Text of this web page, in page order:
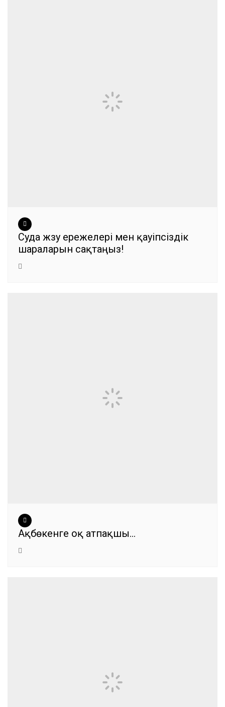
Суда жүзу ережелері мен қауіпсіздік
шараларын сақтаңыз!
Ақбөкенге оқ атпақшы…